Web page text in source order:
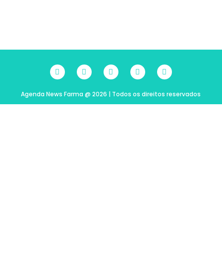
Agenda News Farma @ 2026 | Todos os direitos reservados